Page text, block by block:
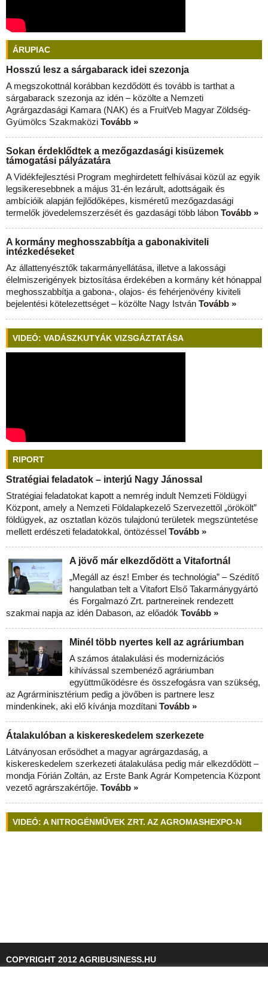
ÁRUPIAC
Hosszú lesz a sárgabarack idei szezonja
A megszokottnál korábban kezdődött és tovább is tarthat a
sárgabarack szezonja az idén – közölte a Nemzeti
Agrárgazdasági Kamara (NAK) és a FruitVeb Magyar Zöldség-
Gyümölcs Szakmaközi Tovább »
Sokan érdeklődtek a mezőgazdasági kisüzemek
támogatási pályázatára
A Vidékfejlesztési Program meghirdetett felhívásai közül az egyik
legsikeresebbnek a május 31-én lezárult, adottságaik és
ambícióik alapján fejlődőképes, kisméretű mezőgazdasági
termelők jövedelemszerzését és gazdasági több lábon Tovább »
A kormány meghosszabbítja a gabonakiviteli
intézkedéseket
Az állattenyésztők takarmányellátása, illetve a lakossági
élelmiszerigények biztosítása érdekében a kormány két hónappal
meghosszabbítja a gabona-, olajos- és fehérjenövény kiviteli
bejelentési kötelezettséget – közölte Nagy István Tovább »
VIDEÓ: VADÁSZKUTYÁK VIZSGÁZTATÁSA
RIPORT
Stratégiai feladatok – interjú Nagy Jánossal
Stratégiai feladatokat kapott a nemrég indult Nemzeti Földügyi
Központ, amely a Nemzeti Földalapkezelő Szervezettől „örökölt”
földügyek, az osztatlan közös tulajdonú területek megszüntetése
mellett erdészeti feladatokkal, öntözéssel Tovább »
A jövő már elkezdődött a Vitafortnál
„Megáll az ész! Ember és technológia” – Szédítő
hangulatban telt a Vitafort Első Takarmánygyártó
és Forgalmazó Zrt. partnereinek rendezett
szakmai napja az idén Dabason, az előadók Tovább »
Minél több nyertes kell az agráriumban
A számos átalakulási és modernizációs
kihívással szembenéző agráriumban
együttműködésre és összefogásra van szükség,
az Agrárminisztérium pedig a jövőben is partnere lesz
mindenkinek, aki elő kívánja mozdítani Tovább »
Átalakulóban a kiskereskedelem szerkezete
Látványosan erősödhet a magyar agrárgazdaság, a
kiskereskedelem szerkezeti átalakulása pedig már elkezdődött –
mondja Fórián Zoltán, az Erste Bank Agrár Kompetencia Központ
vezető agrárszakértője. Tovább »
VIDEÓ: A NITROGÉNMŰVEK ZRT. AZ AGROMASHEXPO-N
COPYRIGHT 2012 AGRIBUSINESS.HU